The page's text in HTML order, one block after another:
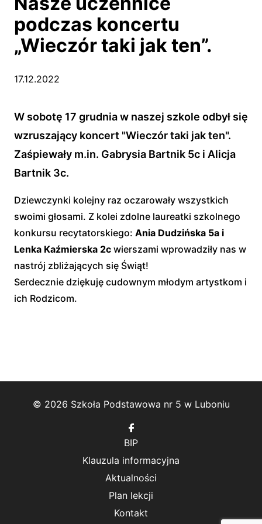
podczas koncertu
„Wieczór taki jak ten”.
17.12.2022
W sobotę 17 grudnia w naszej szkole odbył się
wzruszający koncert "Wieczór taki jak ten".
Zaśpiewały m.in. Gabrysia Bartnik 5c i Alicja
Bartnik 3c.
Dziewczynki kolejny raz oczarowały wszystkich
swoimi głosami. Z kolei zdolne laureatki szkolnego
konkursu recytatorskiego: Ania Dudzińska 5a i
Lenka Kaźmierska 2c wierszami wprowadziły nas w
nastrój zbliżających się Świąt!
Serdecznie dziękuję cudownym młodym artystkom i
ich Rodzicom.
© 2026 Szkoła Podstawowa nr 5 w Luboniu
Follow
us
on
Facebook
BIP
Klauzula informacyjna
Aktualności
Plan lekcji
Kontakt